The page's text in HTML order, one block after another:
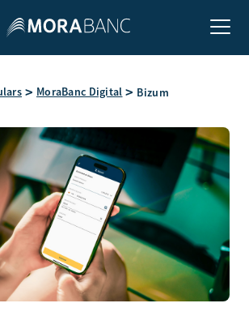
MoraBanc Digital Bizum